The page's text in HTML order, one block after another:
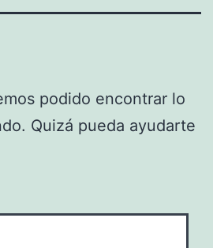
podido encontrar lo
Quizá pueda ayudarte